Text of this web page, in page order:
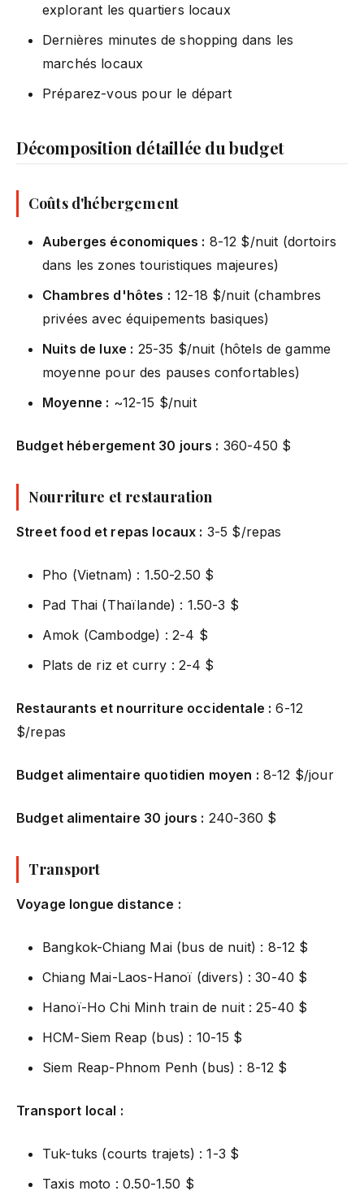
explorant les quartiers locaux
Dernières minutes de shopping dans les
marchés locaux
Préparez-vous pour le départ
Décomposition détaillée du budget
Coûts d'hébergement
Auberges économiques : 8-12 $/nuit (dortoirs
dans les zones touristiques majeures)
Chambres d'hôtes : 12-18 $/nuit (chambres
privées avec équipements basiques)
Nuits de luxe : 25-35 $/nuit (hôtels de gamme
moyenne pour des pauses confortables)
Moyenne : ~12-15 $/nuit
Budget hébergement 30 jours : 360-450 $
Nourriture et restauration
Street food et repas locaux : 3-5 $/repas
Pho (Vietnam) : 1.50-2.50 $
Pad Thai (Thaïlande) : 1.50-3 $
Amok (Cambodge) : 2-4 $
Plats de riz et curry : 2-4 $
Restaurants et nourriture occidentale : 6-12
$/repas
Budget alimentaire quotidien moyen : 8-12 $/jour
Budget alimentaire 30 jours : 240-360 $
Transport
Voyage longue distance :
Bangkok-Chiang Mai (bus de nuit) : 8-12 $
Chiang Mai-Laos-Hanoï (divers) : 30-40 $
Hanoï-Ho Chi Minh train de nuit : 25-40 $
HCM-Siem Reap (bus) : 10-15 $
Siem Reap-Phnom Penh (bus) : 8-12 $
Transport local :
Tuk-tuks (courts trajets) : 1-3 $
Taxis moto : 0.50-1.50 $